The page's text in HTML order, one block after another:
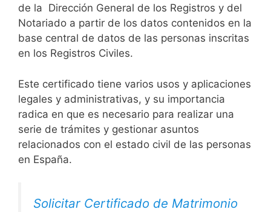
de la Dirección General de los Registros y del
Notariado a partir de los datos contenidos en la
base central de datos de las personas inscritas
en los Registros Civiles.
Este certificado tiene varios usos y aplicaciones
legales y administrativas, y su importancia
radica en que es necesario para realizar una
serie de trámites y gestionar asuntos
relacionados con el estado civil de las personas
en España.
Solicitar Certificado de Matrimonio